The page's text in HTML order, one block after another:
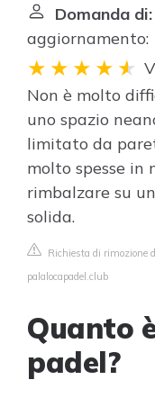
Domanda
aggiornamento:
Non è molto
uno spazio
limitato da
molto spesse in
rimbalzare su
solida.
Richiesta di rimozione
palalocapadel.club
Quanto
padel?